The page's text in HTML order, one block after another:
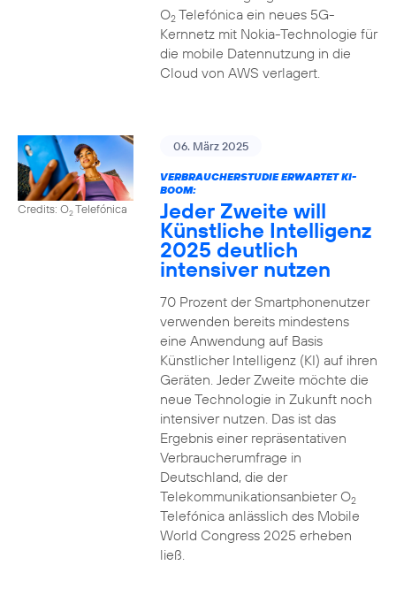
O2Telefónica ein neues 5G-
Kernnetz mit Nokia-Technologie für
die mobile Datennutzung in die
Cloud von AWS verlagert.
Credits: O2Telefónica
06. März 2025
VERBRAUCHERSTUDIE ERWARTET KI-
BOOM:
Jeder Zweite will
Künstliche Intelligenz
2025 deutlich
intensiver nutzen
70 Prozent der Smartphonenutzer
verwenden bereits mindestens
eine Anwendung auf Basis
Künstlicher Intelligenz (KI) auf ihren
Geräten. Jeder Zweite möchte die
neue Technologie in Zukunft noch
intensiver nutzen. Das ist das
Ergebnis einer repräsentativen
Verbraucherumfrage in
Deutschland, die der
Telekommunikationsanbieter O2
Telefónica anlässlich des Mobile
World Congress 2025 erheben
ließ.